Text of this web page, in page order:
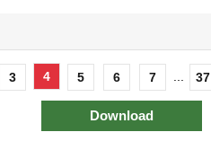
3 4 5 6 7 37
Download